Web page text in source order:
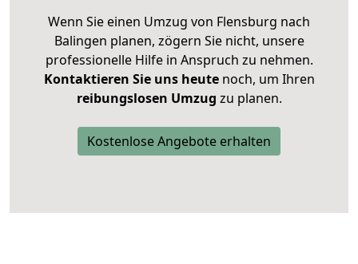
Wenn Sie einen Umzug von Flensburg nach
Balingen planen, zögern Sie nicht, unsere
professionelle Hilfe in Anspruch zu nehmen.
Kontaktieren Sie uns heutenoch, um Ihren
reibungslosen Umzug zu planen.
Kostenlose Angebote erhalten